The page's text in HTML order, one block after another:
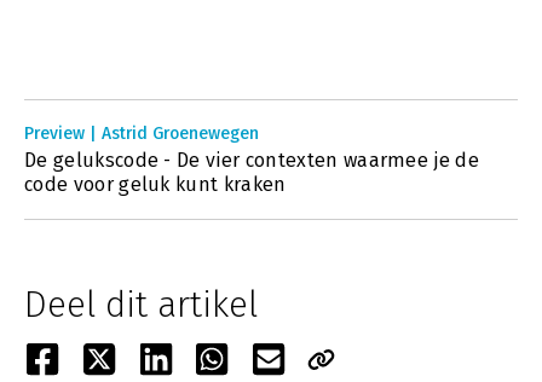
Preview | Astrid Groenewegen
De gelukscode - De vier contexten waarmee je de
code voor geluk kunt kraken
Deel dit artikel